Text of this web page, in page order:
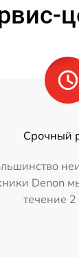
Срочный
Denon
течение 2